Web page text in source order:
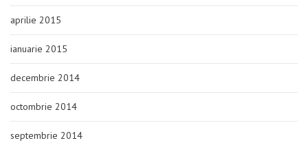
aprilie 2015
ianuarie 2015
decembrie 2014
octombrie 2014
septembrie 2014